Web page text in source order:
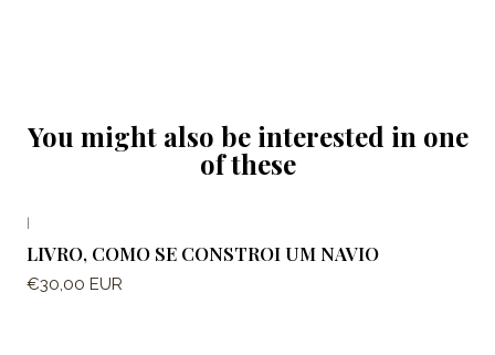
You might also be interested in one
of these
|
LIVRO, COMO SE CONSTROI UM NAVIO
€30,00 EUR